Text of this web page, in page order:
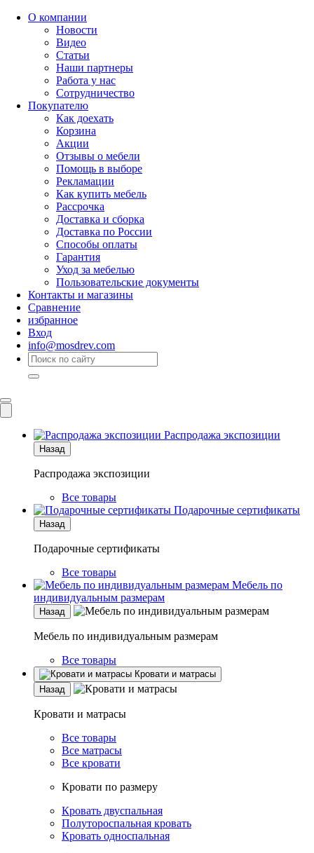
О компании
Новости
Видео
Статьи
Наши партнеры
Работа у нас
Сотрудничество
Покупателю
Как доехать
Корзина
Акции
Отзывы о мебели
Помощь в выборе
Рекламации
Как купить мебель
Рассрочка
Доставка и сборка
Доставка по России
Способы оплаты
Гарантия
Уход за мебелью
Пользовательские документы
Контакты и магазины
Сравнение
избранное
Вход
info@mosdrev.com
Распродажа экспозиции
Назад
Распродажа экспозиции
Все товары
Подарочные сертификаты
Назад
Подарочные сертификаты
Все товары
Мебель по
индивидуальным размерам
Назад
Мебель по индивидуальным размерам
Все товары
Кровати и матрасы
Назад
Кровати и матрасы
Все товары
Все матрасы
Все кровати
Кровати по размеру
Кровать двуспальная
Полутороспальная кровать
Кровать односпальная